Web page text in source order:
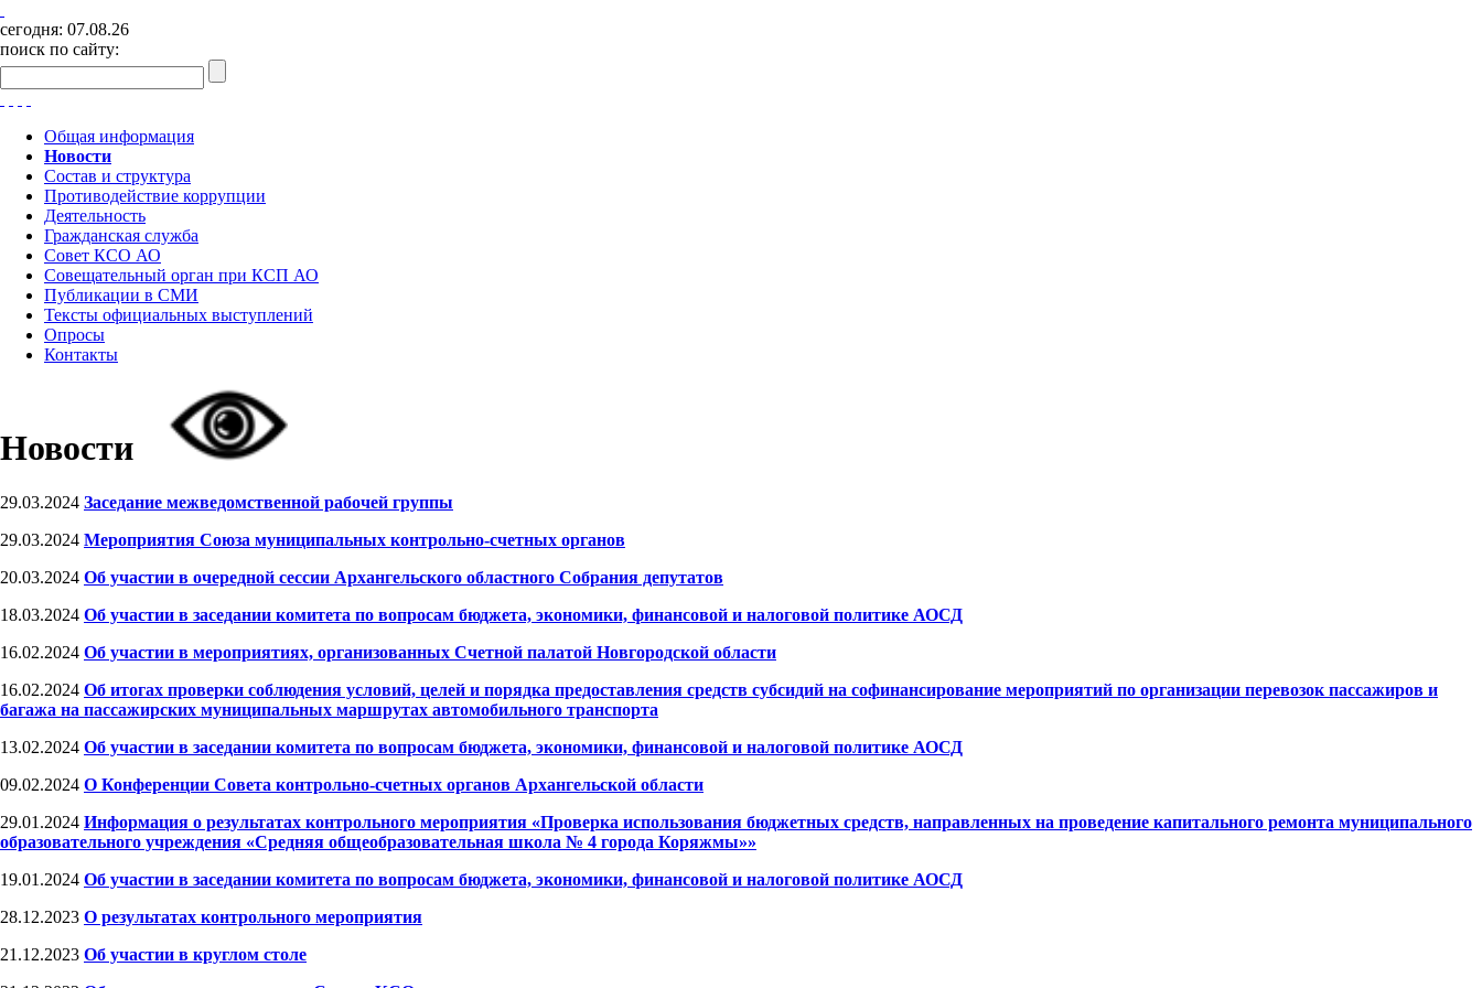
сегодня: 07.08.26
поиск по сайту:
Общая информация
Новости
Состав и структура
Противодействие коррупции
Деятельность
Гражданская служба
Совет КСО АО
Совещательный орган при КСП АО
Публикации в СМИ
Тексты официальных выступлений
Опросы
Контакты
Новости
29.03.2024 Заседание межведомственной рабочей группы
29.03.2024 Мероприятия Союза муниципальных контрольно-счетных органов
20.03.2024 Об участии в очередной сессии Архангельского областного Собрания депутатов
18.03.2024 Об участии в заседании комитета по вопросам бюджета, экономики, финансовой и налоговой политике АОСД
16.02.2024 Об участии в мероприятиях, организованных Счетной палатой Новгородской области
16.02.2024 Об итогах проверки соблюдения условий, целей и порядка предоставления средств субсидий на софинансирование мероприятий по организации перевозок пассажиров и
багажа на пассажирских муниципальных маршрутах автомобильного транспорта
13.02.2024 Об участии в заседании комитета по вопросам бюджета, экономики, финансовой и налоговой политике АОСД
09.02.2024 О Конференции Совета контрольно-счетных органов Архангельской области
29.01.2024 Информация о результатах контрольного мероприятия «Проверка использования бюджетных средств, направленных на проведение капитального ремонта муниципального
образовательного учреждения «Средняя общеобразовательная школа № 4 города Коряжмы»»
19.01.2024 Об участии в заседании комитета по вопросам бюджета, экономики, финансовой и налоговой политике АОСД
28.12.2023 О результатах контрольного мероприятия
21.12.2023 Об участии в круглом столе